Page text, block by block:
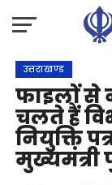
उत्तराखण्ड
फाइलों से
चलते हैं
नियुक्ति
मुख्यमंत्री